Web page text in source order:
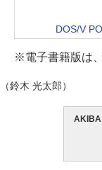
DOS/V
※電子書籍版は、
（鈴木 光太郎）
AKIBA